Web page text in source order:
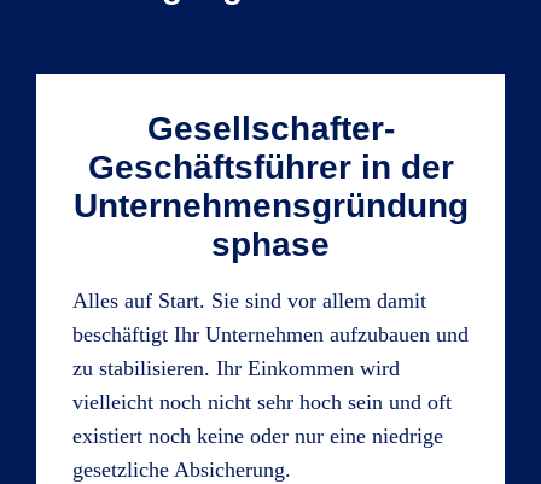
Gesellschafter-
Geschäftsführer in der
Unternehmensgründung
sphase
Alles auf Start. Sie sind vor allem damit
beschäftigt Ihr Unternehmen aufzubauen und
zu stabilisieren. Ihr Einkommen wird
vielleicht noch nicht sehr hoch sein und oft
existiert noch keine oder nur eine niedrige
gesetzliche Absicherung.